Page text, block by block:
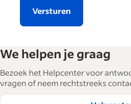
Versturen
We helpen je graag
Bezoek het Helpcenter voor
vragen of neem rechtstreeks